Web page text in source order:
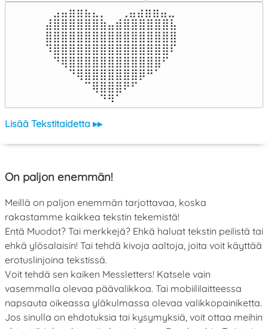
⠀⣠⣤⣶⣶⣦⣄⡀  ⠀⢀⣤⣴⣶⣶⣤⣀⠀
⣼⣿⣿⣿⣿⣿⣿⣷⣤⣾⣿⣿⣿⣿⣿⣿⣧
⣿⣿⣿⣿⣿⣿⣿⣿⣿⣿⣿⣿⣿⣿⣿⣿⣿
⠹⣿⣿⣿⣿⣿⣿⣿⣿⣿⣿⣿⣿⣿⣿⣿⠏
⠀⠙⢿⣿⣿⣿⣿⣿⣿⣿⣿⣿⣿⣿⣿⠋⠀
⠀⠀⠀⠙⢿⣿⣿⣿⣿⣿⣿⣿⡿⠛⠁⠀⠀
⠀⠀⠀⠀⠀⠉⢿⣿⣿⣿⠟⠋⠀⠀⠀⠀⠀
⠀⠀⠀⠀⠀⠀⠀⠙⠻⠁⠀⠀⠀⠀⠀⠀⠀⠀⠀⠀⠀⠀⠀
Lisää Tekstitaidetta ▸▸
On paljon enemmän!
Meillä on paljon enemmän tarjottavaa, koska
rakastamme kaikkea tekstin tekemistä!
Entä Muodot? Tai merkkejä? Ehkä haluat tekstin peilistä tai
ehkä ylösalaisin! Tai tehdä kivoja aaltoja, joita voit käyttää
erotuslinjoina tekstissä.
Voit tehdä sen kaiken Messletters! Katsele vain
vasemmalla olevaa päävalikkoa. Tai mobiililaitteessa
napsauta oikeassa yläkulmassa olevaa valikkopainiketta.
Jos sinulla on ehdotuksia tai kysymyksiä, voit ottaa meihin